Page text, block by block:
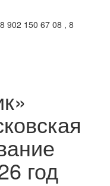
902 150 67 08 , 8
год